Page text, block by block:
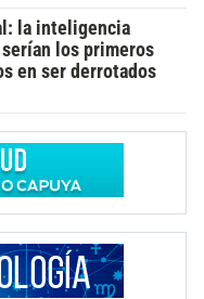
la inteligencia
los primeros
en ser derrotados